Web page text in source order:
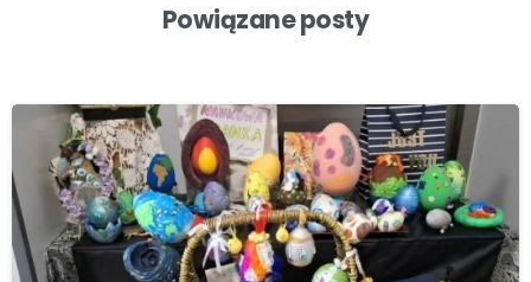
Powiązane posty